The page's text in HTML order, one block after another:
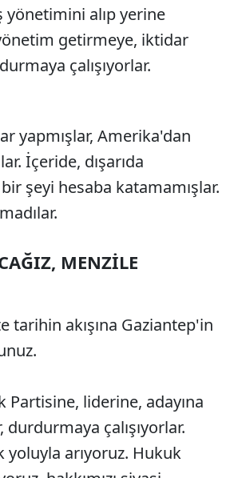
alıp yerine
getirmeye, iktidar
çalışıyorlar.
yapmışlar, Amerika'dan
İçeride, dışarıda
şeyi hesaba katamamışlar.
MENZİLE
tarihin akışına Gaziantep'in
Partisine, liderine, adayına
durdurmaya çalışıyorlar.
yoluyla arıyoruz. Hukuk